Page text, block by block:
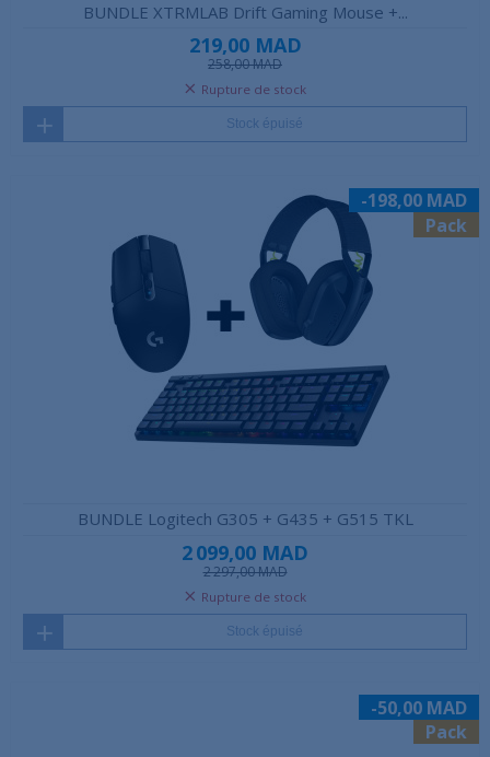
BUNDLE XTRMLAB Drift Gaming Mouse +...
219,00 MAD
258,00 MAD
Rupture de stock
Stock épuisé
-198,00 MAD
Pack
BUNDLE Logitech G305 + G435 + G515 TKL
2 099,00 MAD
2 297,00 MAD
Rupture de stock
Stock épuisé
-50,00 MAD
Pack